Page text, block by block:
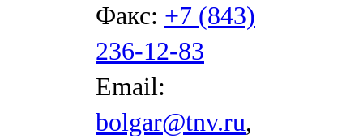
Факс: +7 (843)
236-12-83
Email:
bolgar@tnv.ru,